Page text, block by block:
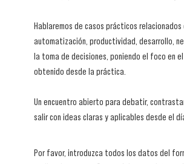
Hablaremos de casos prácticos relacionados
automatización, productividad, desarrollo,
la toma de decisiones, poniendo el foco en
obtenido desde la práctica.
Un encuentro abierto para debatir,
salir con ideas claras y aplicables desde el
Por favor, introduzca todos los datos del